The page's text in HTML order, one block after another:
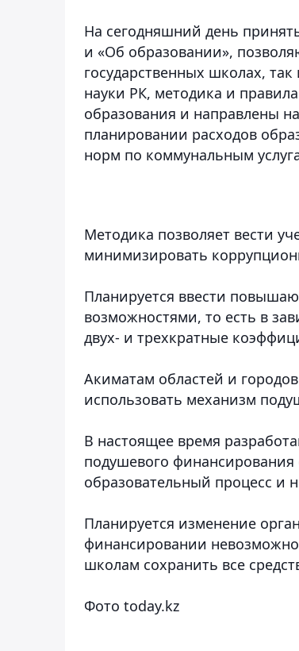
На сегодняшний день
и «Об образовании»,
государственных школах,
науки РК, методика и
образования и направлены
планировании расходов
норм по коммунальным
Методика позволяет вести
минимизировать
Планируется ввести
возможностями, то есть в
двух- и трехкратные
Акиматам областей и
использовать механизм
В настоящее время
подушевого финансирования
образовательный процесс и
Планируется изменение
финансировании
школам сохранить все
Фото today.kz